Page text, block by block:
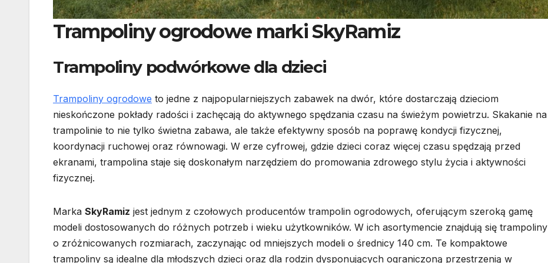
Trampoliny ogrodowe marki SkyRamiz
Trampoliny podwórkowe dla dzieci
Trampoliny ogrodowe to jedne z najpopularniejszych zabawek na dwór, które dostarczają dzieciom
nieskończone pokłady radości i zachęcają do aktywnego spędzania czasu na świeżym powietrzu. Skakanie na
trampolinie to nie tylko świetna zabawa, ale także efektywny sposób na poprawę kondycji fizycznej,
koordynacji ruchowej oraz równowagi. W erze cyfrowej, gdzie dzieci coraz więcej czasu spędzają przed
ekranami, trampolina staje się doskonałym narzędziem do promowania zdrowego stylu życia i aktywności
fizycznej.
Marka SkyRamiz jest jednym z czołowych producentów trampolin ogrodowych, oferującym szeroką gamę
modeli dostosowanych do różnych potrzeb i wieku użytkowników. W ich asortymencie znajdują się trampoliny
o zróżnicowanych rozmiarach, zaczynając od mniejszych modeli o średnicy 140 cm. Te kompaktowe
trampoliny są idealne dla młodszych dzieci oraz dla rodzin dysponujących ograniczoną przestrzenią w